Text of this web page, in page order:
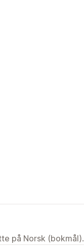
på Norsk (bokmål).